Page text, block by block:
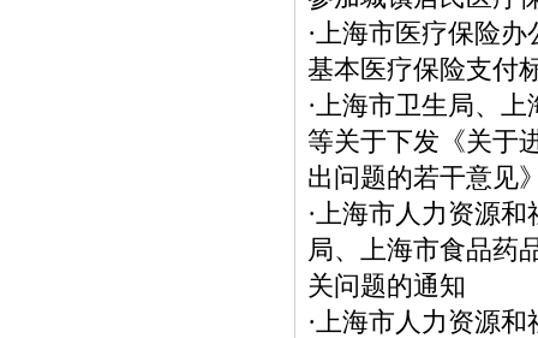
·上海市医疗保险办
基本医疗保险支付
·上海市卫生局、上
等关于下发《关于
出问题的若干意见
·上海市人力资源和
局、上海市食品药
关问题的通知
·上海市人力资源和